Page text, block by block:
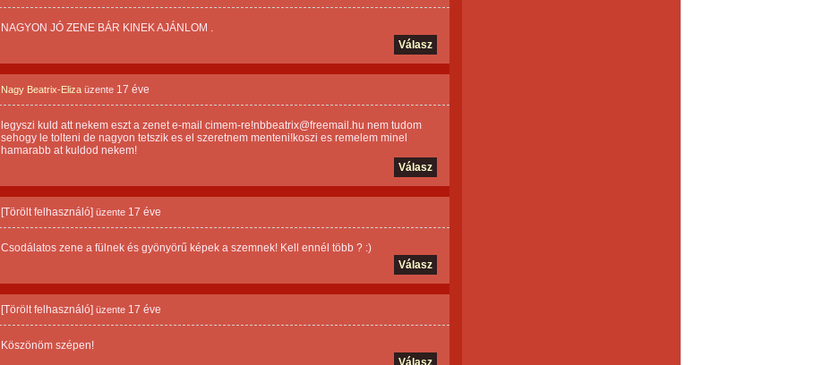
NAGYON JÓ ZENE BÁR KINEK AJÁNLOM .
Válasz
Nagy Beatrix-Eliza üzente 17 éve
legyszi kuld att nekem eszt a zenet e-mail cimem-re!nbbeatrix@freemail.hu nem tudom
sehogy le tolteni de nagyon tetszik es el szeretnem menteni!koszi es remelem minel
hamarabb at kuldod nekem!
Válasz
[Törölt felhasználó] üzente 17 éve
Csodálatos zene a fülnek és gyönyörű képek a szemnek! Kell ennél több ? :)
Válasz
[Törölt felhasználó] üzente 17 éve
Köszönöm szépen!
Válasz